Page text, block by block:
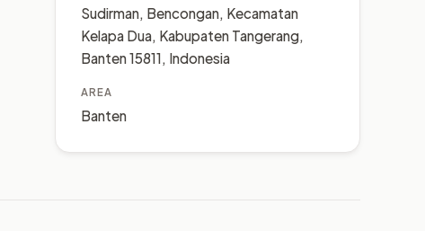
Sudirman, Bencongan, Kecamatan
Kelapa Dua, Kabupaten Tangerang,
Banten 15811, Indonesia
AREA
Banten